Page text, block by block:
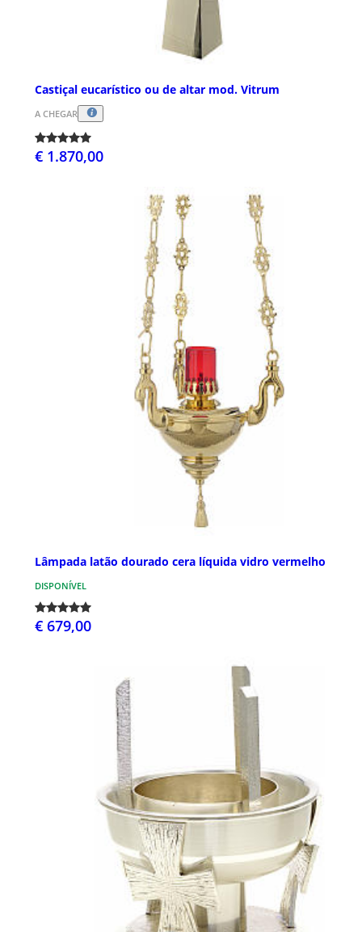
Castiçal eucarístico ou de altar mod. Vitrum
A CHEGAR
€ 1.870,00
Lâmpada latão dourado cera líquida vidro vermelho
DISPONÍVEL
€ 679,00